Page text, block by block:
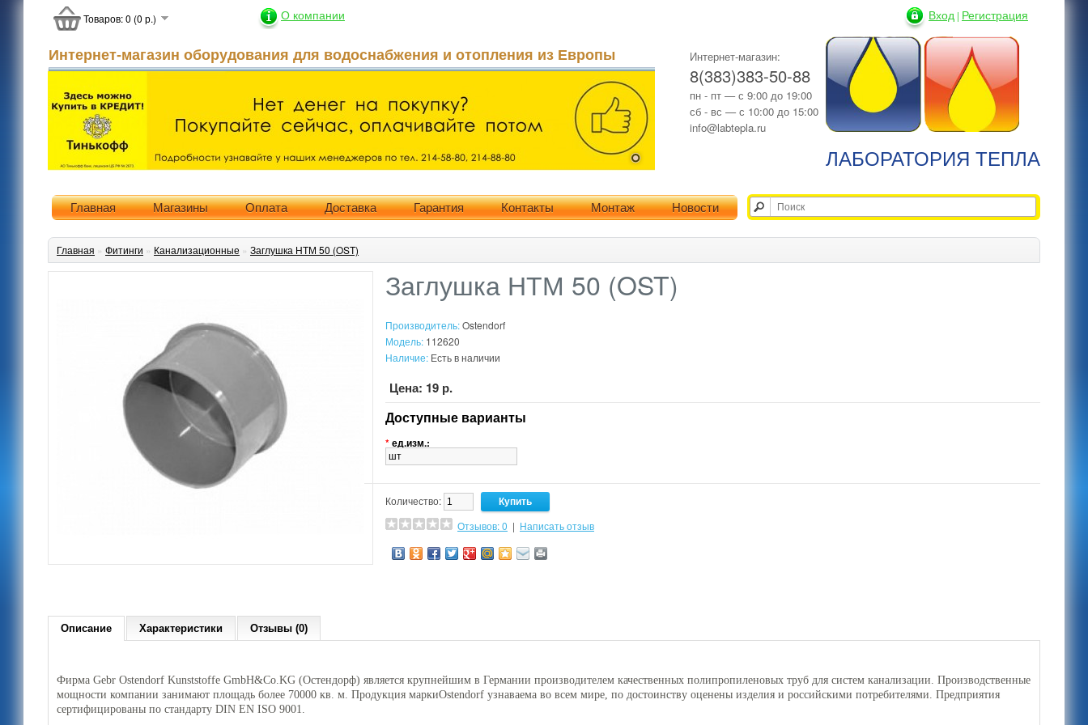
ЛАБОРАТОРИЯ ТЕПЛА
Интернет-магазин:
8(383)383-50-88
пн - пт — с 9:00 до 19:00
сб - вс — с 10:00 до 15:00
info@labtepla.ru
О компании
Интернет-магазин оборудования для водоснабжения и отопления из Европы
Товаров: 0 (0 р.) Вход | Регистрация
Главная Магазины Оплата Доставка Гарантия Контакты Монтаж Новости
Главная » Фитинги » Канализационные » Заглушка НТМ 50 (OST)
Заглушка НТМ 50 (OST)
Производитель:Ostendorf
Модель: 112620
Наличие: Есть в наличии
Цена: 19 р.
Доступные варианты
*ед.изм.:
Количество:
Отзывов: 0 | Написать отзыв
Описание Характеристики Отзывы (0)
Фирма Gebr Ostendorf Kunststoffe GmbH&Co.KG (Остендорф) является крупнейшим в Германии производителем качественных полипропиленовых труб для систем канализации. Производственные
мощности компании занимают площадь более 70000 кв. м. Продукция маркиOstendorf узнаваема во всем мире, по достоинству оценены изделия и российскими потребителями. Предприятия
сертифицированы по стандарту DIN EN ISO 9001.